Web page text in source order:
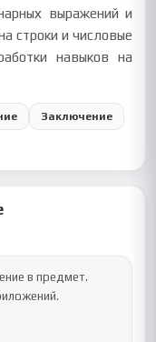
выражений и
строки и числовые
навыков на
Заключение
в предмет.